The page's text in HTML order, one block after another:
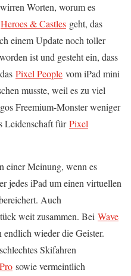
Worten, worum es
Heroes & Castles geht, das
einem Update noch toller
ist und gesteht ein, dass
Pixel People vom iPad mini
musste, weil es zu viel
Freemium-Monster weniger
Leidenschaft fürPixel
einer Meinung, wenn es
jedes iPad um einen virtuellen
Auch
weit zusammen. Bei Wave
endlich wieder die Geister.
Skifahren
sowie vermeintlich